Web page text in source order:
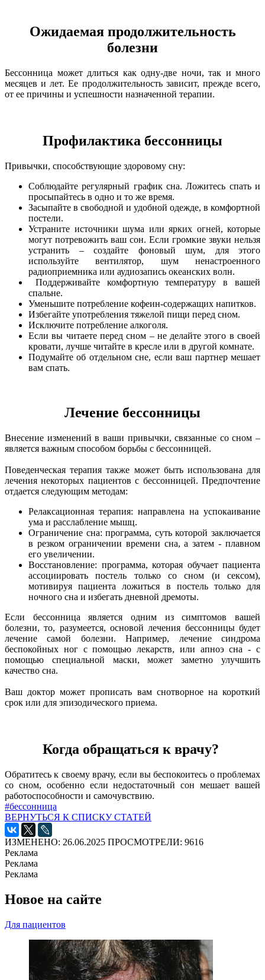
Ожидаемая продолжительность
болезни
Бессонница может длиться как одну-две ночи, так и много
месяцев и лет. Ее продолжительность зависит, прежде всего,
от ее причины и успешности назначенной терапии.
Профилактика бессонницы
Привычки, способствующие здоровому сну:
Соблюдайте регулярный график сна. Ложитесь спать и
просыпайтесь в одно и то же время.
Засыпайте в свободной и удобной одежде, в комфортной
постели.
Устраните источники шума или ярких огней, которые
могут потревожить ваш сон. Если громкие звуки нельзя
устранить – создайте фоновый шум, для этого
используйте вентилятор, шум ненастроенного
радиоприемника или аудиозапись океанских волн.
Поддерживайте комфортную температуру в вашей
спальне.
Уменьшите потребление кофеин-содержащих напитков.
Избегайте употребления тяжелой пищи перед сном.
Исключите потребление алкоголя.
Если вы читаете перед сном – не делайте этого в своей
кровати, лучше читайте в кресле или в другой комнате.
Подумайте об отдельном сне, если ваш партнер мешает
вам спать.
Лечение бессонницы
Внесение изменений в ваши привычки, связанные со сном –
является важным способом борьбы с бессонницей.
Поведенческая терапия также может быть использована для
лечения некоторых пациентов с бессонницей. Предпочтение
отдается следующим методам:
Релаксационная терапия: направлена на успокаивание
ума и расслабление мышц.
Ограничение сна: программа, суть которой заключается
в резком ограничении времени сна, а затем - плавном
его увеличении.
Восстановление: программа, которая обучает пациента
ассоциировать постель только со сном (и сексом),
мотивируя пациента ложиться в постель только для
ночного сна и избегать дневной дремоты.
Если бессонница является одним из симптомов вашей
болезни, то, разумеется, основой лечения бессонницы будет
лечение самой болезни. Например, лечение синдрома
беспокойных ног с помощью лекарств, или апноэ сна - с
помощью специальной маски, может заметно улучшить
качество сна.
Ваш доктор может прописать вам снотворное на короткий
срок или для эпизодического приема.
Когда обращаться к врачу?
Обратитесь к своему врачу, если вы беспокоитесь о проблемах
со сном, особенно если недостаточный сон мешает вашей
работоспособности и самочувствию.
#бессонница
ВЕРНУТЬСЯ К СПИСКУ СТАТЕЙ
ИЗМЕНЕНО: 26.06.2025 ПРОСМОТРЕЛИ: 9616
Реклама
Реклама
Реклама
Новое на сайте
Для пациентов